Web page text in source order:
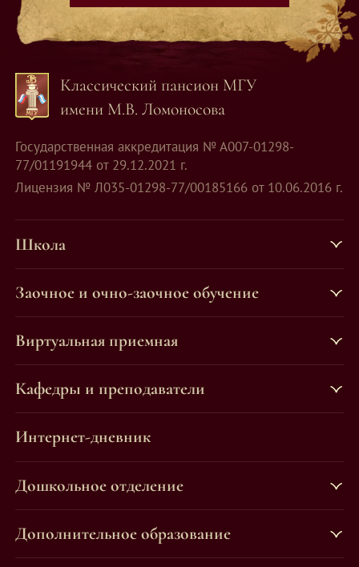
Классический пансион МГУ
имени М.В. Ломоносова
Государственная аккредитация № А007-01298-
77/01191944 от 29.12.2021 г.
Лицензия № Л035-01298-77/00185166 от 10.06.2016 г.
Школа
Заочное и очно-заочное обучение
Виртуальная приемная
Кафедры и преподаватели
Интернет-дневник
Дошкольное отделение
Дополнительное образование